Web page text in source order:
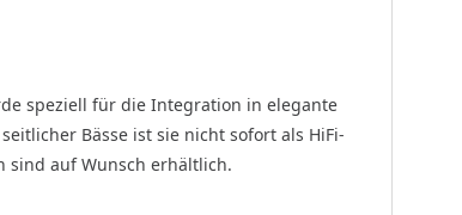
speziell für die Integration in elegante
Bässe ist sie nicht sofort als HiFi-
sind auf Wunsch erhältlich.